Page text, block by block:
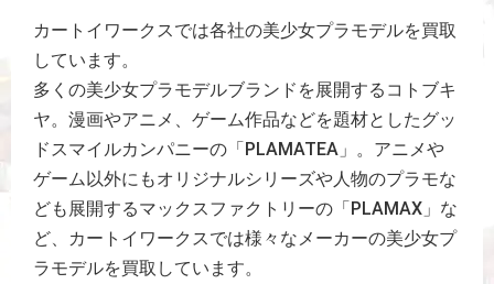
カートイワークスでは各社の美少女プラモデルを買取
しています。
多くの美少女プラモデルブランドを展開するコトブキ
ヤ。漫画やアニメ、ゲーム作品などを題材としたグッ
ドスマイルカンパニーの「PLAMATEA」。アニメや
ゲーム以外にもオリジナルシリーズや人物のプラモな
ども展開するマックスファクトリーの「PLAMAX」な
ど、カートイワークスでは様々なメーカーの美少女プ
ラモデルを買取しています。